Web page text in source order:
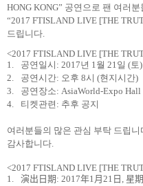
HONG KONG” 공연으로 팬 여러
“2017 FTISLAND LIVE [THE
드립니다.
<2017 FTISLAND LIVE [THE
1.
공연일시 : 2017년 1월 21일 (토)
2.
공연시간: 오후 8시 (현지시간)
3.
공연장소: AsiaWorld-Expo Hall
4.
티켓관련 : 추후 공지
여러분들의 많은 관심 부탁 드립니
감사합니다.
<2017 FTISLAND LIVE [THE
1.
演出日期 : 2017年1月 21 日 , 星